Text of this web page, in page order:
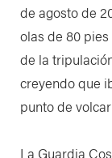
de agosto de
olas de 80
de la
creyendo que
punto de
La Guardia